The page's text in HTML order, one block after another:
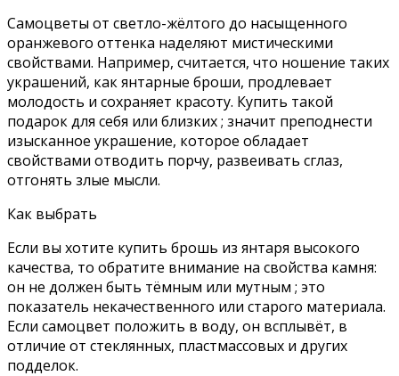
Самоцветы от светло-жёлтого до насыщенного
оранжевого оттенка наделяют мистическими
свойствами. Например, считается, что ношение таких
украшений, как янтарные броши, продлевает
молодость и сохраняет красоту. Купить такой
подарок для себя или близких ; значит преподнести
изысканное украшение, которое обладает
свойствами отводить порчу, развеивать сглаз,
отгонять злые мысли.
Как выбрать
Если вы хотите купить брошь из янтаря высокого
качества, то обратите внимание на свойства камня:
он не должен быть тёмным или мутным ; это
показатель некачественного или старого материала.
Если самоцвет положить в воду, он всплывёт, в
отличие от стеклянных, пластмассовых и других
подделок.